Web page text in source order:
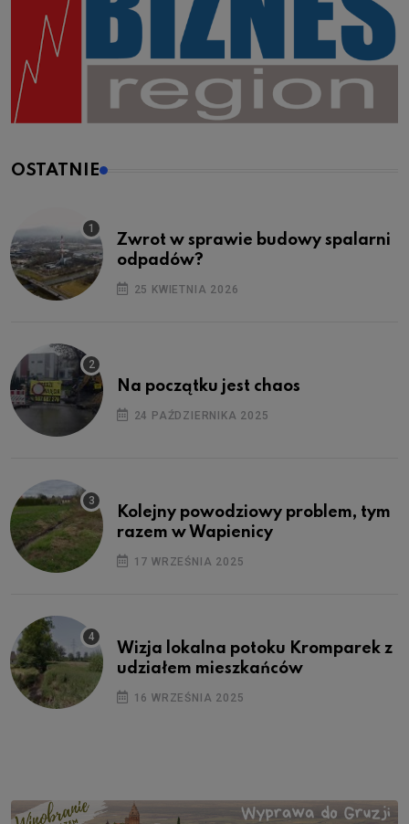
OSTATNIE
Zwrot w sprawie budowy spalarni
odpadów?
25 KWIETNIA 2026
Na początku jest chaos
24 PAŹDZIERNIKA 2025
Kolejny powodziowy problem, tym
razem w Wapienicy
17 WRZEŚNIA 2025
Wizja lokalna potoku Kromparek z
udziałem mieszkańców
16 WRZEŚNIA 2025